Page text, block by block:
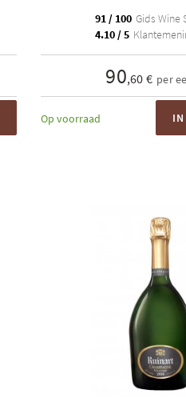
91 / 100 Gids Wine
4.10 / 5
90,60 € per
Op voorraad IN